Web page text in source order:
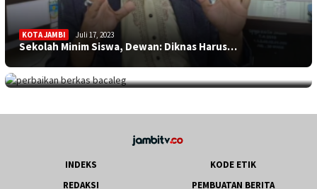
KOTA JAMBI Juli 17, 2023
Sekolah Minim Siswa, Dewan: Diknas Harus…
TEBO
Perpanjangan Perbaikan Berkas Bacaleg, 9…
INDEKS
KODE ETIK
REDAKSI
PEMBUATAN BERITA